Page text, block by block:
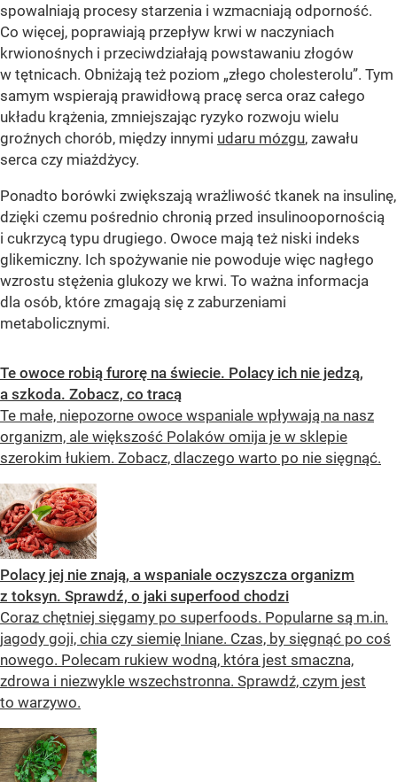
spowalniają procesy starzenia i wzmacniają odporność.
Co więcej, poprawiają przepływ krwi w naczyniach
krwionośnych i przeciwdziałają powstawaniu złogów
w tętnicach. Obniżają też poziom „złego cholesterolu”. Tym
samym wspierają prawidłową pracę serca oraz całego
układu krążenia, zmniejszając ryzyko rozwoju wielu
groźnych chorób, między innymi udaru mózgu, zawału
serca czy miażdżycy.
Ponadto borówki zwiększają wrażliwość tkanek na insulinę,
dzięki czemu pośrednio chronią przed insulinoopornością
i cukrzycą typu drugiego. Owoce mają też niski indeks
glikemiczny. Ich spożywanie nie powoduje więc nagłego
wzrostu stężenia glukozy we krwi. To ważna informacja
dla osób, które zmagają się z zaburzeniami
metabolicznymi.
Te owoce robią furorę na świecie. Polacy ich nie jedzą,
a szkoda. Zobacz, co tracą
Te małe, niepozorne owoce wspaniale wpływają na nasz
organizm, ale większość Polaków omija je w sklepie
szerokim łukiem. Zobacz, dlaczego warto po nie sięgnąć.
Polacy jej nie znają, a wspaniale oczyszcza organizm
z toksyn. Sprawdź, o jaki superfood chodzi
Coraz chętniej sięgamy po superfoods. Popularne są m.in.
jagody goji, chia czy siemię lniane. Czas, by sięgnąć po coś
nowego. Polecam rukiew wodną, która jest smaczna,
zdrowa i niezwykle wszechstronna. Sprawdź, czym jest
to warzywo.